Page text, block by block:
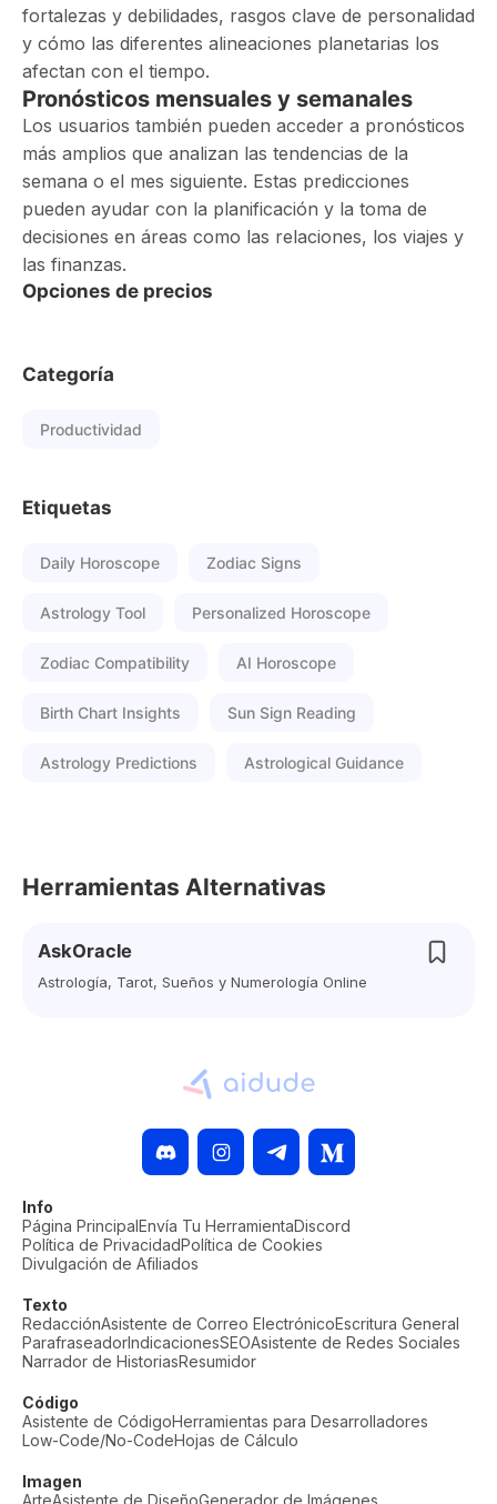
fortalezas y debilidades, rasgos clave de personalidad
y cómo las diferentes alineaciones planetarias los
afectan con el tiempo.
Pronósticos mensuales y semanales
Los usuarios también pueden acceder a pronósticos
más amplios que analizan las tendencias de la
semana o el mes siguiente. Estas predicciones
pueden ayudar con la planificación y la toma de
decisiones en áreas como las relaciones, los viajes y
las finanzas.
Opciones de precios
Categoría
Productividad
Etiquetas
Daily Horoscope Zodiac Signs
Astrology Tool Personalized Horoscope
Zodiac Compatibility AI Horoscope
Birth Chart Insights Sun Sign Reading
Astrology Predictions Astrological Guidance
Herramientas Alternativas
AskOracle
Astrología, Tarot, Sueños y Numerología Online
Info
Página PrincipalEnvía Tu HerramientaDiscord
Política de PrivacidadPolítica de Cookies
Divulgación de Afiliados
Texto
RedacciónAsistente de Correo ElectrónicoEscritura General
ParafraseadorIndicacionesSEOAsistente de Redes Sociales
Narrador de HistoriasResumidor
Código
Asistente de CódigoHerramientas para Desarrolladores
Low-Code/No-CodeHojas de Cálculo
Imagen
ArteAsistente de DiseñoGenerador de Imágenes